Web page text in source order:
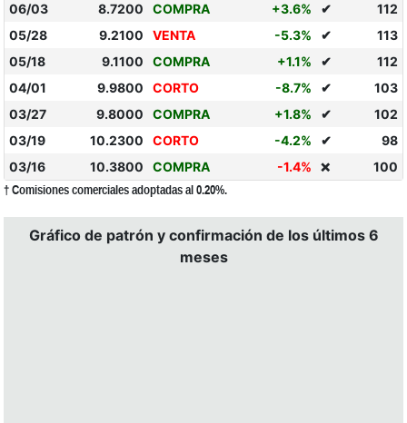
06/03
8.7200 COMPRA +3.6% ✔
112
05/28
9.2100 VENTA -5.3% ✔
113
05/18
9.1100 COMPRA +1.1% ✔
112
04/01
9.9800 CORTO -8.7% ✔
103
03/27
9.8000 COMPRA +1.8% ✔
102
03/19
10.2300 CORTO -4.2% ✔
98
03/16
10.3800 COMPRA -1.4% ❌ 100
† Comisiones comerciales adoptadas al 0.20%.
Gráfico de patrón y confirmación de los últimos 6
meses